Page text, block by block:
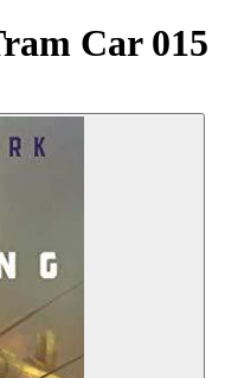
Car 015